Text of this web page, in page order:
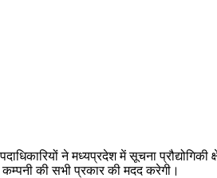
ने मध्यप्रदेश में सूचना
की सभी प्रकार की मदद करेगी।